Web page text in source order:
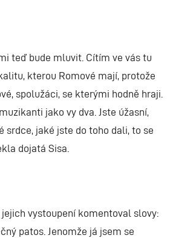
teď bude mluvit. Cítím ve vás tu
kterou Romové mají, protože
spolužáci, se kterými hodně hraji.
jako vy dva. Jste úžasní,
srdce, jaké jste do toho dali, to se
dojatá Sisa.
vystoupení komentoval slovy:
patos. Jenomže já jsem se